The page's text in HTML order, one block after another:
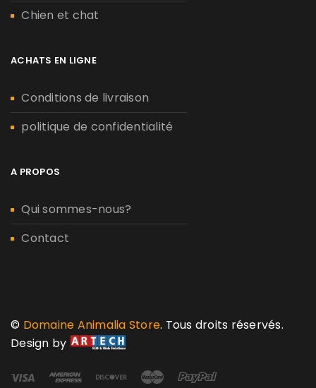
Chien et chat
ACHATS EN LIGNE
Conditions de livraison
politique de confidentialité
A PROPOS
Qui sommes-nous?
Contact
© Domaine Animalia Store. Tous droits réservés.
Design by